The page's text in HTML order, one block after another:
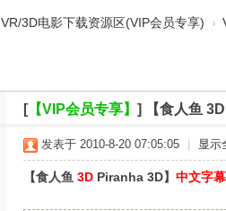
VR/3D电影下载资源区(VIP会员专享) ›
[【VIP会员专享】 ] 【食人鱼
发表于 2010-8-20 07:05:05 显示
【食人鱼 3D Piranha 3D】 中文字幕